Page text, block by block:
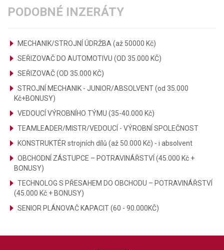
PODOBNÉ INZERÁTY
MECHANIK/STROJNÍ ÚDRŽBA (až 50000 Kč)
SEŘIZOVAČ DO AUTOMOTIVU (OD 35.000 KČ)
SEŘIZOVAČ (OD 35.000 KČ)
STROJNÍ MECHANIK - JUNIOR/ABSOLVENT (od 35.000
Kč+BONUSY)
VEDOUCÍ VÝROBNÍHO TÝMU (35-40.000 Kč)
TEAMLEADER/MISTR/VEDOUCÍ - VÝROBNÍ SPOLEČNOST
KONSTRUKTÉR strojních dílů (až 50.000 Kč) - i absolvent
OBCHODNÍ ZÁSTUPCE – POTRAVINÁŘSTVÍ (45.000 Kč +
BONUSY)
TECHNOLOG S PŘESAHEM DO OBCHODU – POTRAVINÁŘSTVÍ
(45.000 Kč + BONUSY)
SENIOR PLÁNOVAČ KAPACIT (60 - 90.000KČ)